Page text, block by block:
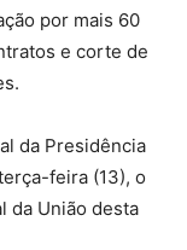
por mais 60
e corte de
da Presidência
feira (13), o
da União desta